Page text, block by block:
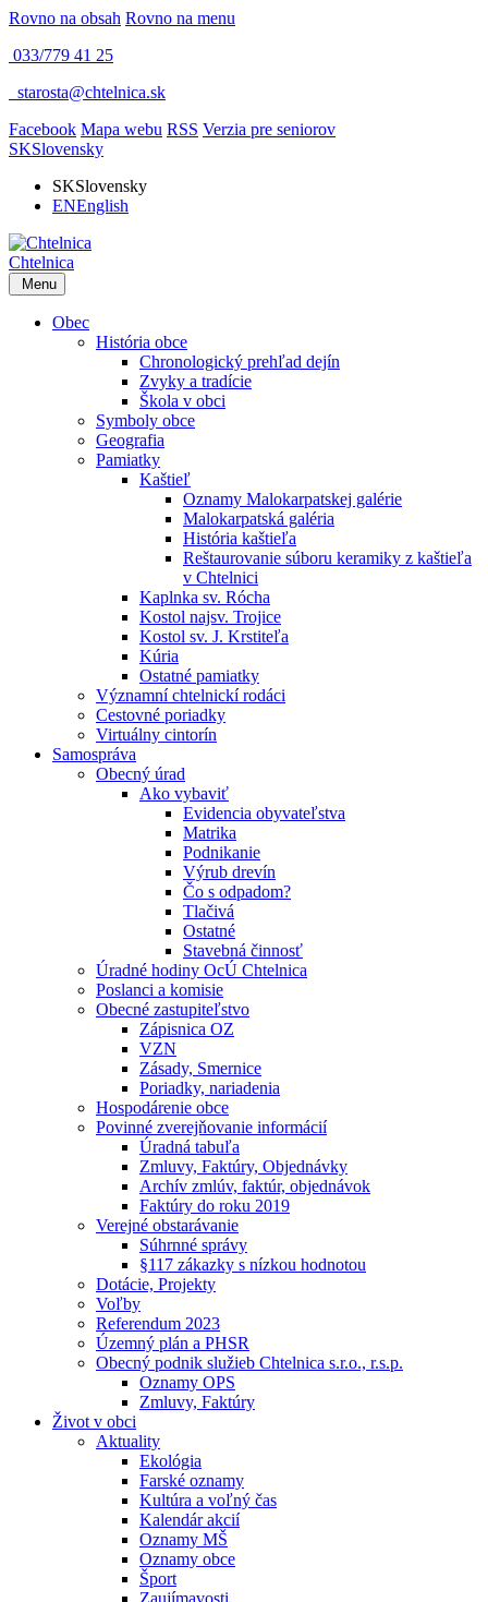
Rovno na obsah Rovno na menu
033/779 41 25
starosta@chtelnica.sk
Facebook Mapa webu RSS Verzia pre seniorov
SKSlovensky
SKSlovensky
ENEnglish
Chtelnica
Menu
Obec
História obce
Chronologický prehľad dejín
Zvyky a tradície
Škola v obci
Symboly obce
Geografia
Pamiatky
Kaštieľ
Oznamy Malokarpatskej galérie
Malokarpatská galéria
História kaštieľa
Reštaurovanie súboru keramiky z kaštieľa
v Chtelnici
Kaplnka sv. Rócha
Kostol najsv. Trojice
Kostol sv. J. Krstiteľa
Kúria
Ostatné pamiatky
Významní chtelnickí rodáci
Cestovné poriadky
Virtuálny cintorín
Samospráva
Obecný úrad
Ako vybaviť
Evidencia obyvateľstva
Matrika
Podnikanie
Výrub drevín
Čo s odpadom?
Tlačivá
Ostatné
Stavebná činnosť
Úradné hodiny OcÚ Chtelnica
Poslanci a komisie
Obecné zastupiteľstvo
Zápisnica OZ
VZN
Zásady, Smernice
Poriadky, nariadenia
Hospodárenie obce
Povinné zverejňovanie informácií
Úradná tabuľa
Zmluvy, Faktúry, Objednávky
Archív zmlúv, faktúr, objednávok
Faktúry do roku 2019
Verejné obstarávanie
Súhrnné správy
§117 zákazky s nízkou hodnotou
Dotácie, Projekty
Voľby
Referendum 2023
Územný plán a PHSR
Obecný podnik služieb Chtelnica s.r.o., r.s.p.
Oznamy OPS
Zmluvy, Faktúry
Život v obci
Aktuality
Ekológia
Farské oznamy
Kultúra a voľný čas
Kalendár akcií
Oznamy MŠ
Oznamy obce
Šport
Zaujímavosti